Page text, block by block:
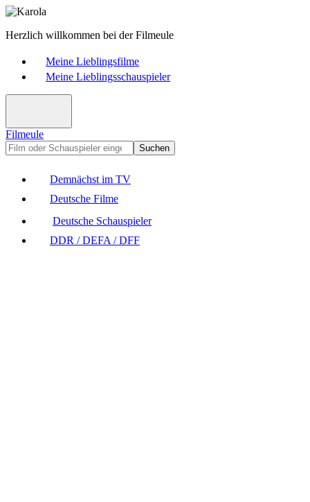
Herzlich willkommen bei der Filmeule
Meine Lieblingsfilme
Meine Lieblingsschauspieler
Filmeule
Suchen
Demnächst im TV
Deutsche Filme
Deutsche Schauspieler
DDR / DEFA / DFF